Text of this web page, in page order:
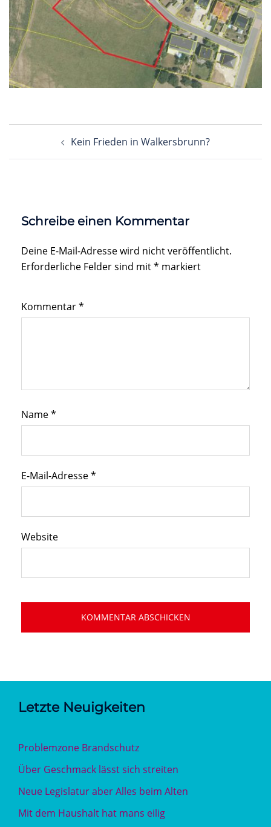
Kein Frieden in Walkersbrunn?
Schreibe einen Kommentar
Deine E-Mail-Adresse wird nicht veröffentlicht.
Erforderliche Felder sind mit* markiert
Kommentar*
Name*
E-Mail-Adresse*
Website
Letzte Neuigkeiten
Problemzone Brandschutz
Über Geschmack lässt sich streiten
Neue Legislatur aber Alles beim Alten
Mit dem Haushalt hat mans eilig